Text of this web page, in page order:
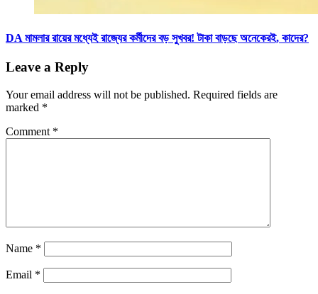
DA মামলার রায়ের মধ্যেই রাজ্যের কর্মীদের বড় সুখবর! টাকা বাড়ছে অনেকেরই, কাদের?
Leave a Reply
Your email address will not be published. Required fields are
marked *
Comment *
Name *
Email *